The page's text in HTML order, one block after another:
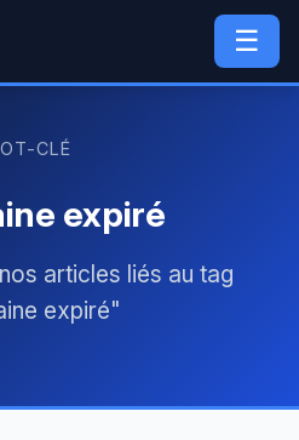
☰
CLÉ
expiré
articles liés au tag
expiré"